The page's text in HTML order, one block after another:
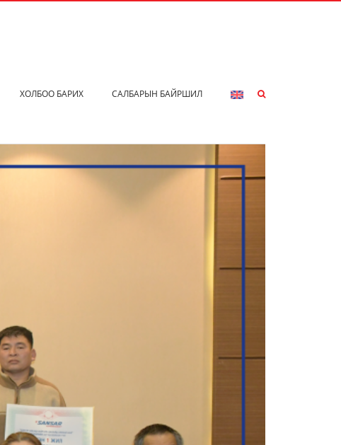
ХОЛБОО БАРИХ САЛБАРЫН БАЙРШИЛ